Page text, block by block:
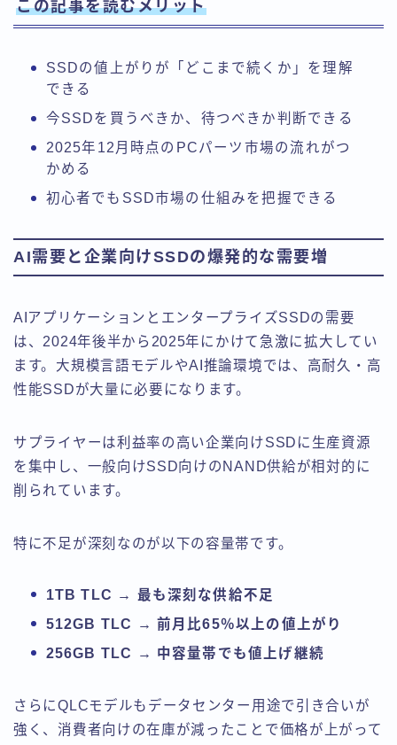
この記事を読むメリット
SSDの値上がりが「どこまで続くか」を理解
できる
今SSDを買うべきか、待つべきか判断できる
2025年12月時点のPCパーツ市場の流れがつ
かめる
初心者でもSSD市場の仕組みを把握できる
AI需要と企業向けSSDの爆発的な需要増
AIアプリケーションとエンタープライズSSDの需要
は、2024年後半から2025年にかけて急激に拡大してい
ます。大規模言語モデルやAI推論環境では、高耐久・高
性能SSDが大量に必要になります。
サプライヤーは利益率の高い企業向けSSDに生産資源
を集中し、一般向けSSD向けのNAND供給が相対的に
削られています。
特に不足が深刻なのが以下の容量帯です。
1TB TLC → 最も深刻な供給不足
512GB TLC → 前月比65％以上の値上がり
256GB TLC → 中容量帯でも値上げ継続
さらにQLCモデルもデータセンター用途で引き合いが
強く、消費者向けの在庫が減ったことで価格が上がって